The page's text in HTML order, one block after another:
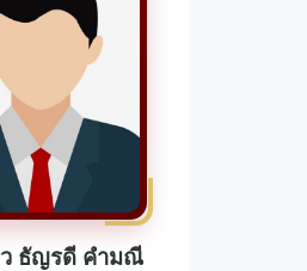
ว ธัญรดี คำมณี